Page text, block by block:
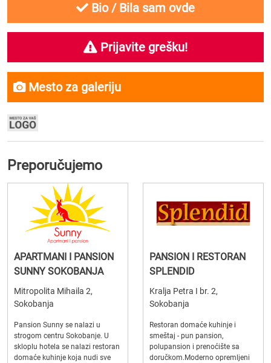
Bio / Bila sam ovde
Prijavite grešku!
Mesto za galeriju
Preporučujemo
APARTMANI I PANSION
SUNNY SOKOBANJA
Mitropolita Mihaila 2,
Sokobanja
Pansion Sunny se nalazi u
strogom centru Sokobanje. U
skloplu hotela se nalazi restoran
domaće kuhinje koja nudi sve
PANSION I RESTORAN
SPLENDID
Kralja Petra I br. 2,
Sokobanja
Restoran domaće kuhinje i
smeštaj - pun pansion,
polupansion i prenoćište sa
doručkom.Moderno opremljeni